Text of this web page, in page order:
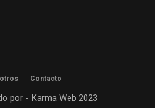
Contacto
por - Karma Web 2023